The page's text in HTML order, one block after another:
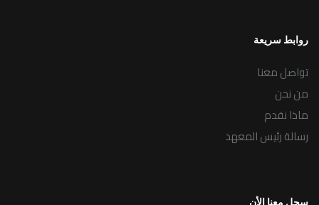
روابط سريعة
تواصل معنا
من نحن
ماذا نقدم
رسالة رئيس المعهد
سجل معنا الأن